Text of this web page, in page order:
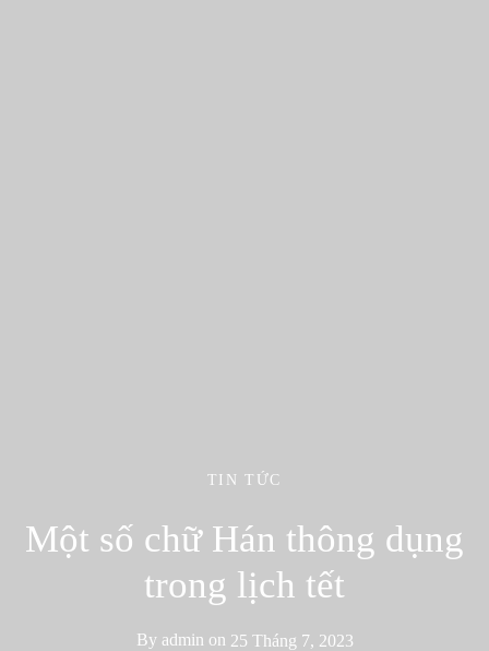
TIN TỨC
Một số chữ Hán thông dụng
trong lịch tết
By admin on 25 Tháng 7, 2023